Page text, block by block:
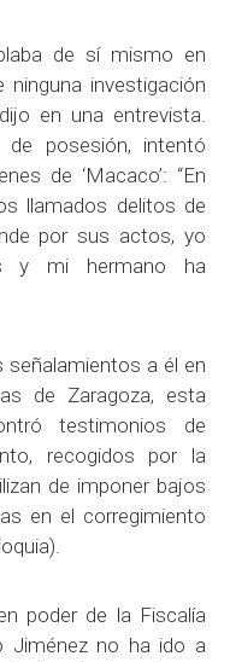
de sí mismo en
ninguna investigación
en una entrevista.
posesión, intentó
de ‘Macaco’: “En
llamados delitos de
por sus actos, yo
y mi hermano ha
señalamientos a él en
de Zaragoza, esta
testimonios de
recogidos por la
de imponer bajos
en el corregimiento
poder de la Fiscalía
Jiménez no ha ido a